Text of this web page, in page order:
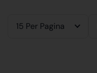
15 Per Pagina